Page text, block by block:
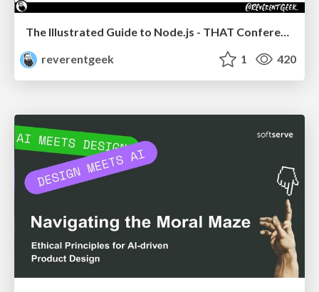
The Illustrated Guide to Node.js - THAT Conference 2024
reverentgeek
1 420